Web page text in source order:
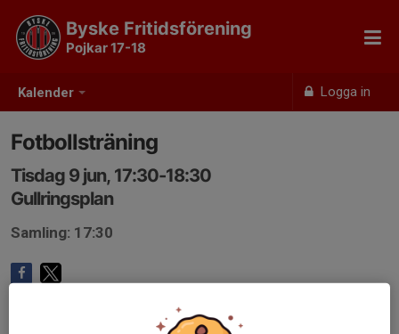
Kalender Logga in
Byske Fritidsförening
Pojkar 17-18
Fotbollsträning
Tisdag 9 jun, 17:30-18:30
Gullringsplan
Samling: 17:30